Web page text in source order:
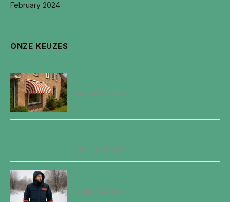
February 2024
ONZE KEUZES
January 15, 2026
October 15, 2025
August 13, 2025